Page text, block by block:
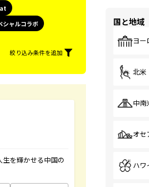
シャルコラボ
絞り込み条件を追加
を輝かせる中国の
国と地域
ヨー
北米
中南
オセ
ハワ